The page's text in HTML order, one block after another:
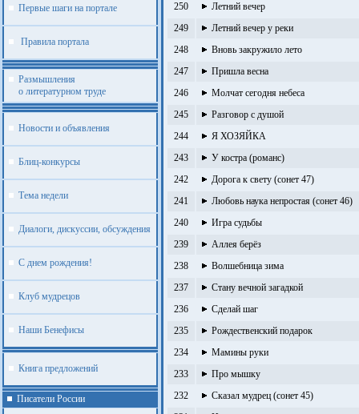
Первые шаги на портале
Правила портала
Размышления
о литературном труде
Новости и объявления
Блиц-конкурсы
Тема недели
Диалоги, дискуссии, обсуждения
С днем рождения!
Клуб мудрецов
Наши Бенефисы
Книга предложений
Писатели России
250
Летний вечер
249
Летний вечер у реки
248
Вновь закружило лето
247
Пришла весна
246
Молчат сегодня небеса
245
Разговор с душой
244
Я ХОЗЯЙКА
243
У костра (романс)
242
Дорога к свету (сонет 47)
241
Любовь наука непростая (сонет 46)
240
Игра судьбы
239
Аллея берёз
238
Волшебница зима
237
Стану вечной загадкой
236
Сделай шаг
235
Рождественский подарок
234
Мамины руки
233
Про мышку
232
Сказал мудрец (сонет 45)